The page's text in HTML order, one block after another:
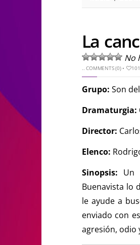
La
No
..COMMENTS (0)•
Grupo: Son
Dramaturgia:
Director:
Elenco:
Sinopsis: Un
Buenavista lo
le ayude a
enviado con
agresión, odio